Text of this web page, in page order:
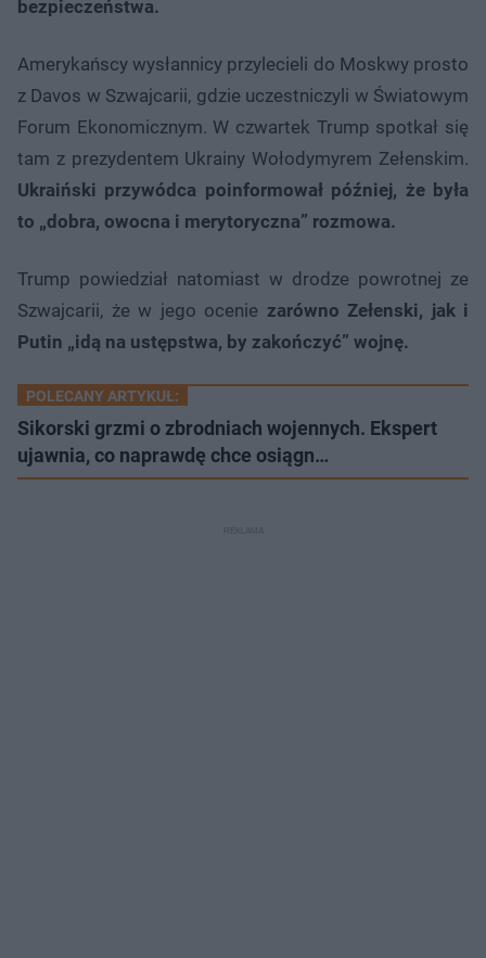
bezpieczeństwa.
Amerykańscy wysłannicy przylecieli do Moskwy prosto
z Davos w Szwajcarii, gdzie uczestniczyli w Światowym
Forum Ekonomicznym. W czwartek Trump spotkał się
tam z prezydentem Ukrainy Wołodymyrem Zełenskim.
Ukraiński przywódca poinformował później, że była
to „dobra, owocna i merytoryczna” rozmowa.
Trump powiedział natomiast w drodze powrotnej ze
Szwajcarii, że w jego ocenie zarówno Zełenski, jak i
Putin „idą na ustępstwa, by zakończyć” wojnę.
POLECANY ARTYKUŁ:
Sikorski grzmi o zbrodniach wojennych. Ekspert
ujawnia, co naprawdę chce osiągn…